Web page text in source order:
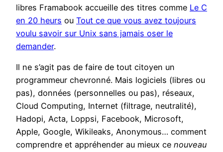
libres Framabook accueille des titres comme Le C
en 20 heurs ou Tout ce que vous avez toujours
voulu savoir sur Unix sans jamais oser le
demander.
Il ne s’agit pas de faire de tout citoyen un
programmeur chevronné. Mais logiciels (libres ou
pas), données (personnelles ou pas), réseaux,
Cloud Computing, Internet (filtrage, neutralité),
Hadopi, Acta, Loppsi, Facebook, Microsoft,
Apple, Google, Wikileaks, Anonymous… comment
comprendre et appréhender au mieux ce nouveau